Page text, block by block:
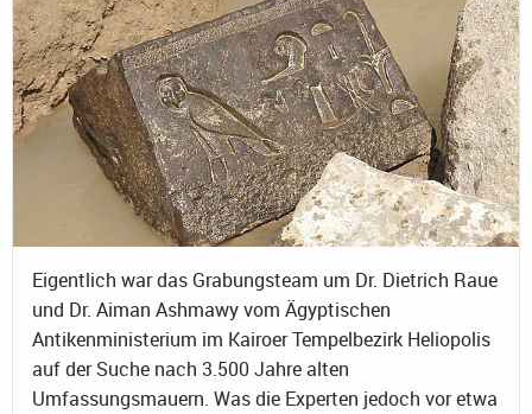
Eigentlich war das Grabungsteam um Dr. Dietrich Raue
und Dr. Aiman Ashmawy vom Ägyptischen
Antikenministerium im Kairoer Tempelbezirk Heliopolis
auf der Suche nach 3.500 Jahre alten
Umfassungsmauern. Was die Experten jedoch vor etwa